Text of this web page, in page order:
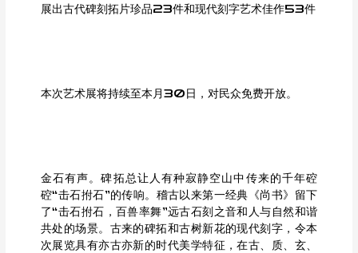
展出古代碑刻拓片珍品23件和现代刻字艺术佳作53件
本次艺术展将持续至本月30日，对民众免费开放。
金石有声。碑拓总让人有种寂静空山中传来的千年硿
硿“击石拊石”的传响。稽古以来第一经典《尚书》留下
了“击石拊石，百兽率舞”远古石刻之音和人与自然和谐
共处的场景。古来的碑拓和古树新花的现代刻字，令本
次展览具有亦古亦新的时代美学特征，在古、质、玄、